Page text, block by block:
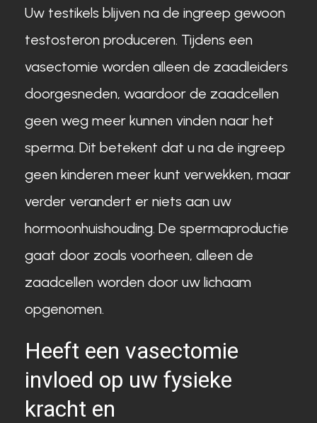
Uw testikels blijven na de ingreep gewoon
testosteron produceren. Tijdens een
vasectomie worden alleen de zaadleiders
doorgesneden, waardoor de zaadcellen
geen weg meer kunnen vinden naar het
sperma. Dit betekent dat u na de ingreep
geen kinderen meer kunt verwekken, maar
verder verandert er niets aan uw
hormoonhuishouding. De spermaproductie
gaat door zoals voorheen, alleen de
zaadcellen worden door uw lichaam
opgenomen.
Heeft een vasectomie
invloed op uw fysieke
kracht en